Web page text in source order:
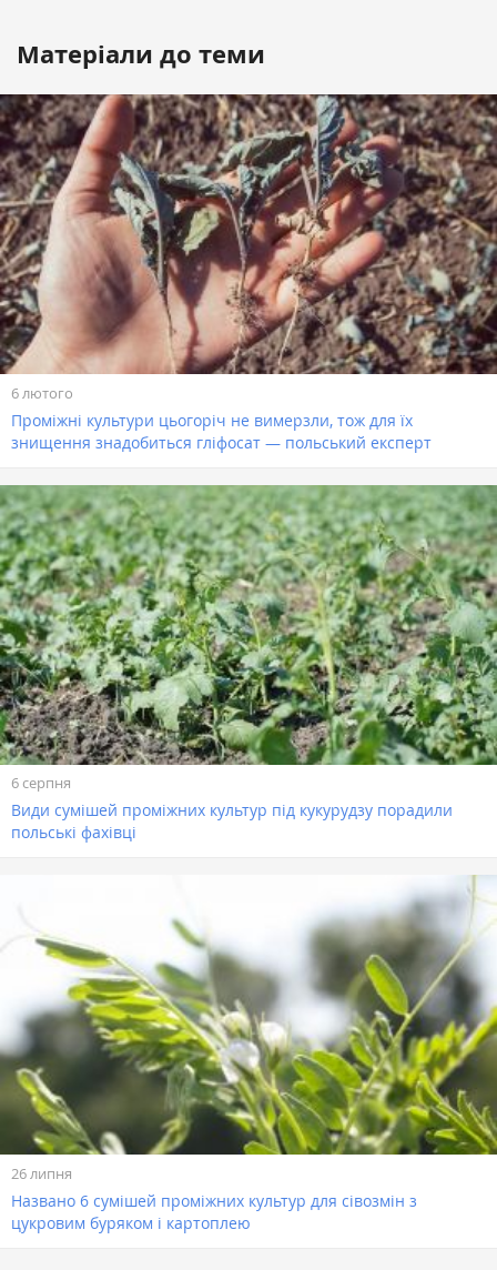
Матеріали до теми
6 лютого
Проміжні культури цьогоріч не вимерзли, тож для їх
знищення знадобиться гліфосат — польський експерт
6 серпня
Види сумішей проміжних культур під кукурудзу порадили
польські фахівці
26 липня
Названо 6 сумішей проміжних культур для сівозмін з
цукровим буряком і картоплею